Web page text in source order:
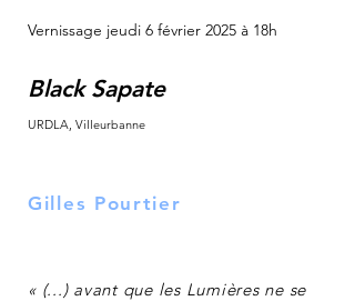
Vernissage jeudi 6 février 2025 à 18h
Black Sapate
URDLA, Villeurbanne
Gilles Pourtier
« (...) avant que les Lumières ne se